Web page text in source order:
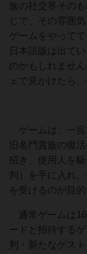
族の社交界その
じで、その雰囲
ゲームをやって
日本語版は出て
のかもしれませ
ェで見かけたら
ゲームは、一言
旧名門貴族の復
招き、使用人を
判）を手に入れ
を受けるのが目的
通常ゲームは16
ードと招待する
判・新たなゲス